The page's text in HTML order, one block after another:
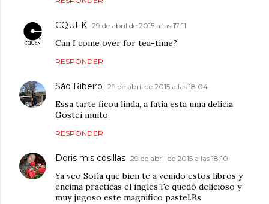
CQUEK 29 de abril de 2015 a las 17:11
Can I come over for tea-time?
RESPONDER
São Ribeiro 29 de abril de 2015 a las 18:04
Essa tarte ficou linda, a fatia esta uma delicia
Gostei muito
RESPONDER
Doris mis cosillas 29 de abril de 2015 a las 18:10
Ya veo Sofía que bien te a venido estos libros y
encima practicas el ingles.Te quedó delicioso y
muy jugoso este magnifico pastel.Bs